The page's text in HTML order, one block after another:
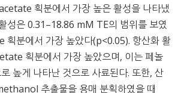
획분에서 가장 높은 활성을 나타냈
성은 0.31–18.86 mM TE의 범위를 보였
분에서 가장 높았다(p<0.05). 항산화 활
획분에서 가장 높았으며, 이는 페놀
높게 나타난 것으로 사료된다. 또한, 산
추출물을 용매 분획하였을 때